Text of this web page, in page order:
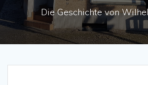
Die Geschichte von